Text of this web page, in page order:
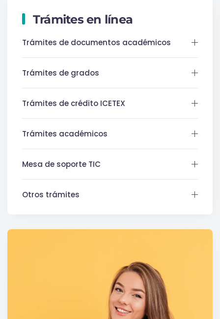
Trámites en línea
Trámites de documentos académicos
Trámites de grados
Trámites de crédito ICETEX
Trámites académicos
Mesa de soporte TIC
Otros trámites